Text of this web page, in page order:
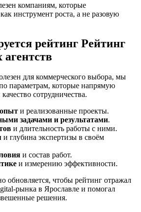
компаниям, которые
инструмент роста, а не разовую
рейтинг Рейтинг
агентств
для коммерческого выбора, мы
параметрам, которые напрямую
сотрудничества.
и реализованные проекты.
задачами и результатами.
и длительность работы с ними.
и глубина экспертизы в своём
и состав работ.
и измерению эффективности.
обновляется, чтобы рейтинг отражал
рынка в Ярославле и помогал
решения.